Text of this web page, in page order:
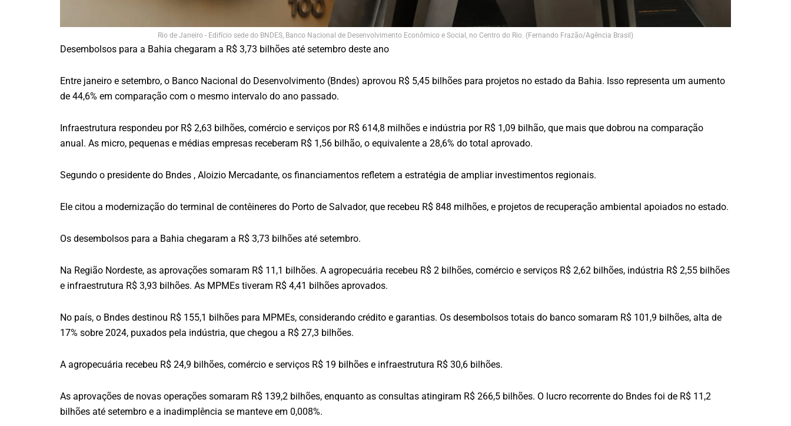
Rio de Janeiro - Edifício sede do BNDES, Banco Nacional de Desenvolvimento Econômico e Social, no Centro do Rio. (Fernando Frazão/Agência Brasil)
Desembolsos para a Bahia chegaram a R$ 3,73 bilhões até setembro deste ano
Entre janeiro e setembro, o Banco Nacional do Desenvolvimento (Bndes) aprovou R$ 5,45 bilhões para projetos no estado da Bahia. Isso representa um aumento
de 44,6% em comparação com o mesmo intervalo do ano passado.
Infraestrutura respondeu por R$ 2,63 bilhões, comércio e serviços por R$ 614,8 milhões e indústria por R$ 1,09 bilhão, que mais que dobrou na comparação
anual. As micro, pequenas e médias empresas receberam R$ 1,56 bilhão, o equivalente a 28,6% do total aprovado.
Segundo o presidente do Bndes , Aloizio Mercadante, os financiamentos refletem a estratégia de ampliar investimentos regionais.
Ele citou a modernização do terminal de contêineres do Porto de Salvador, que recebeu R$ 848 milhões, e projetos de recuperação ambiental apoiados no estado.
Os desembolsos para a Bahia chegaram a R$ 3,73 bilhões até setembro.
Na Região Nordeste, as aprovações somaram R$ 11,1 bilhões. A agropecuária recebeu R$ 2 bilhões, comércio e serviços R$ 2,62 bilhões, indústria R$ 2,55 bilhões
e infraestrutura R$ 3,93 bilhões. As MPMEs tiveram R$ 4,41 bilhões aprovados.
No país, o Bndes destinou R$ 155,1 bilhões para MPMEs, considerando crédito e garantias. Os desembolsos totais do banco somaram R$ 101,9 bilhões, alta de
17% sobre 2024, puxados pela indústria, que chegou a R$ 27,3 bilhões.
A agropecuária recebeu R$ 24,9 bilhões, comércio e serviços R$ 19 bilhões e infraestrutura R$ 30,6 bilhões.
As aprovações de novas operações somaram R$ 139,2 bilhões, enquanto as consultas atingiram R$ 266,5 bilhões. O lucro recorrente do Bndes foi de R$ 11,2
bilhões até setembro e a inadimplência se manteve em 0,008%.